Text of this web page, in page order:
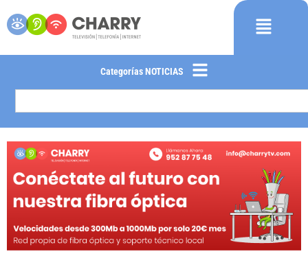
Categorías NOTICIAS